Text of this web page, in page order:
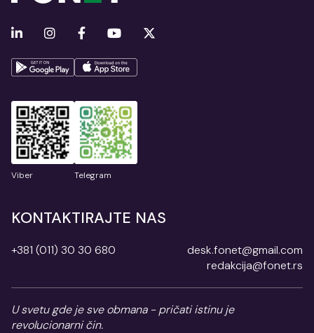
Viber Telegram
KONTAKTIRAJTE NAS
+381 (011) 30 30 680
desk.fonet@gmail.com
redakcija@fonet.rs
U svetu gde je sve obmana - pričati istinu je
revolucionarni čin.